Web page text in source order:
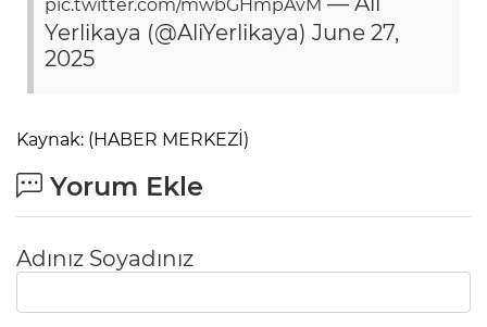
pic.twitter.com/mwbGHmpAvM
Yerlikaya (@AliYerlikaya) June 27,
2025
Kaynak: (HABER MERKEZİ)
Yorum Ekle
Adınız Soyadınız